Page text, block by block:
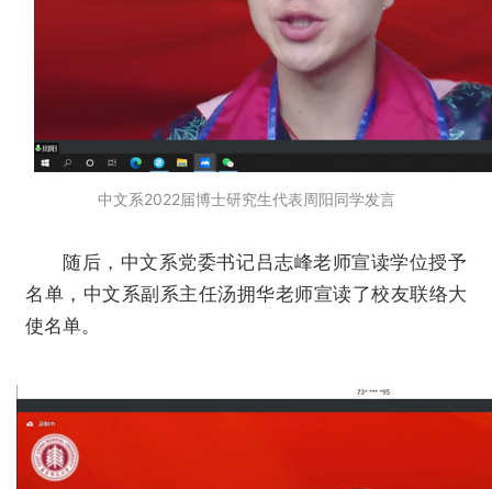
中文系2022届博士研究生代表周阳同学发言
随后，中文系党委书记吕志峰老师宣读学位授予
名单，中文系副系主任汤拥华老师宣读了校友联络大
使名单。